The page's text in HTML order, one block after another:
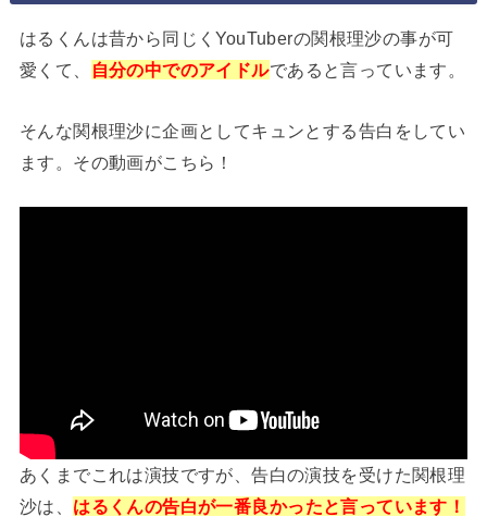
はるくんは昔から同じくYouTuberの関根理沙の事が可
愛くて、
自分の中でのアイドルであると言っています。
そんな関根理沙に企画としてキュンとする告白をしてい
ます。その動画がこちら！
あくまでこれは演技ですが、告白の演技を受けた関根理
沙は、 はるくんの告白が一番良かったと言っています！